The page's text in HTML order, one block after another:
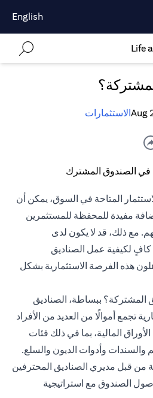
English
Augالاستثمارات
المتاحة في السوق، يمكن أن
مفيدة للمحفظة للمستثمرين
مع ذلك، قد لا يكون لدى
كافٍ لكيفية عمل الصناديق
هذه الفرصة الاستثمارية بشكل
المشتركة؟ ببساطة، الصناديق
تجمع أموالًا من العديد من الأفراد
المالية، بما في ذلك فئات
والسندات وأدوات الديون والسلع.
من قبل مديري الصناديق المحترفين
الصندوق مع استراتيجية